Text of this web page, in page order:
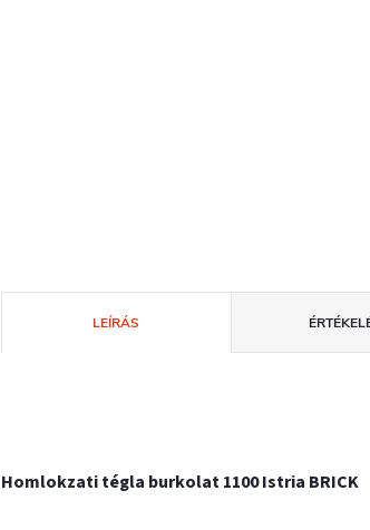
LEÍRÁS
Homlokzati tégla burkolat 1100 Istria BRICK